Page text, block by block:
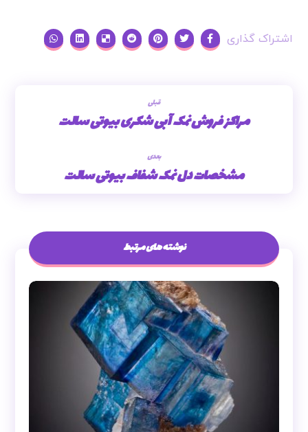
قبلی
مراکز فروش نمک آبی شکری بیوتی سالت
بعدی
مشخصات دل نمک شفاف بیوتی سالت
نوشته های مرتبط